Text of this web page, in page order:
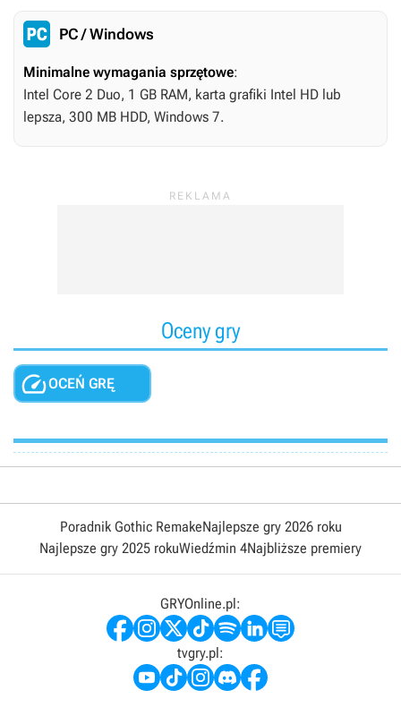
PC / Windows
Minimalne wymagania sprzętowe:
Intel Core 2 Duo, 1 GB RAM, karta grafiki Intel HD lub
lepsza, 300 MB HDD, Windows 7.
Oceny gry
OCEŃ GRĘ
Poradnik Gothic RemakeNajlepsze gry 2026 roku
Najlepsze gry 2025 rokuWiedźmin 4Najbliższe premiery
GRYOnline.pl:
tvgry.pl: